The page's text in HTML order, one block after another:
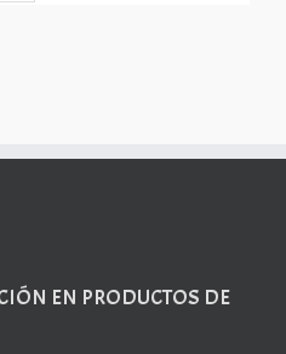
EN PRODUCTOS DE